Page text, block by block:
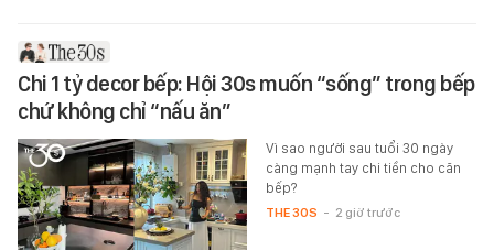
Chi 1 tỷ decor bếp: Hội 30s muốn “sống” trong bếp
chứ không chỉ “nấu ăn”
Vì sao người sau tuổi 30 ngày
càng mạnh tay chi tiền cho căn
bếp?
THE 30S - 2 giờ trước